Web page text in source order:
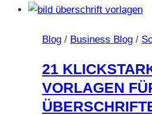
AutorInnen
Blog / Business Blog /
21
VORLAGEN